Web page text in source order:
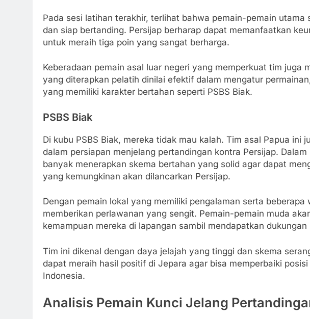
Pada sesi latihan terakhir, terlihat bahwa pemain-pemain utama
dan siap bertanding. Persijap berharap dapat memanfaatkan
untuk meraih tiga poin yang sangat berharga.
Keberadaan pemain asal luar negeri yang memperkuat tim juga
yang diterapkan pelatih dinilai efektif dalam mengatur
yang memiliki karakter bertahan seperti PSBS Biak.
PSBS Biak
Di kubu PSBS Biak, mereka tidak mau kalah. Tim asal Papua ini
dalam persiapan menjelang pertandingan kontra Persijap.
banyak menerapkan skema bertahan yang solid agar dapat
yang kemungkinan akan dilancarkan Persijap.
Dengan pemain lokal yang memiliki pengalaman serta beberapa
memberikan perlawanan yang sengit. Pemain-pemain muda
kemampuan mereka di lapangan sambil mendapatkan
Tim ini dikenal dengan daya jelajah yang tinggi dan skema
dapat meraih hasil positif di Jepara agar bisa memperbaiki
Indonesia.
Analisis Pemain Kunci Jelang